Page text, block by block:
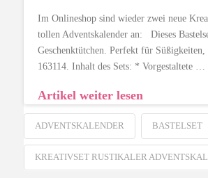
Im Onlineshop sind wieder zwei neue
tollen Adventskalender an: Dieses
Geschenktütchen. Perfekt für
163114. Inhalt des Sets: * Vorgestaltete …
Artikel weiter lesen
ADVENTSKALENDER BASTELSET
KREATIVSET RUSTIKALER